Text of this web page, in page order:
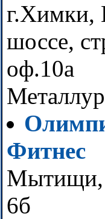
г.Химки,
шоссе,
оф.10а
Фитнес
Мытищи,
6б